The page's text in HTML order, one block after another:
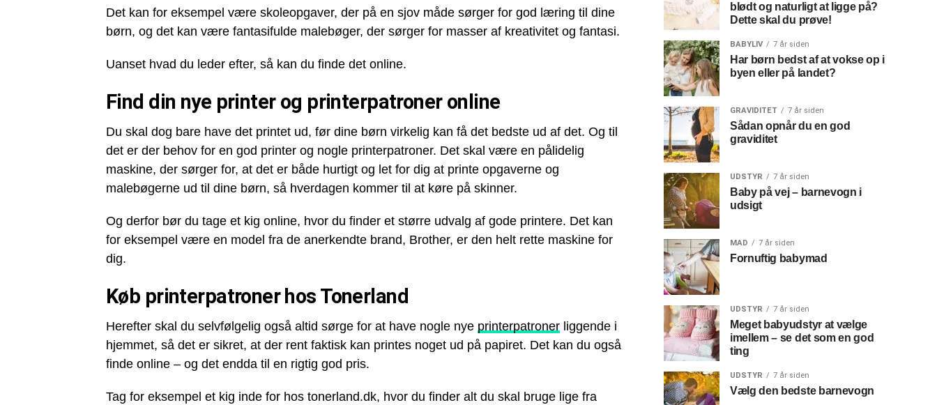
Det kan for eksempel være skoleopgaver, der på en sjov måde sørger for god læring til dine
børn, og det kan være fantasifulde malebøger, der sørger for masser af kreativitet og fantasi.
Uanset hvad du leder efter, så kan du finde det online.
Find din nye printer og printerpatroner online
Du skal dog bare have det printet ud, før dine børn virkelig kan få det bedste ud af det. Og til
det er der behov for en god printer og nogle printerpatroner. Det skal være en pålidelig
maskine, der sørger for, at det er både hurtigt og let for dig at printe opgaverne og
malebøgerne ud til dine børn, så hverdagen kommer til at køre på skinner.
Og derfor bør du tage et kig online, hvor du finder et større udvalg af gode printere. Det kan
for eksempel være en model fra de anerkendte brand, Brother, er den helt rette maskine for
dig.
Køb printerpatroner hos Tonerland
Herefter skal du selvfølgelig også altid sørge for at have nogle nye printerpatroner liggende i
hjemmet, så det er sikret, at der rent faktisk kan printes noget ud på papiret. Det kan du også
finde online – og det endda til en rigtig god pris.
Tag for eksempel et kig inde for hos tonerland.dk, hvor du finder alt du skal bruge lige fra
blødt og naturligt at ligge på?
Dette skal du prøve!
BABYLIV 7 år siden
Har børn bedst af at vokse op i
byen eller på landet?
GRAVIDITET 7 år siden
Sådan opnår du en god
graviditet
UDSTYR 7 år siden
Baby på vej – barnevogn i
udsigt
MAD 7 år siden
Fornuftig babymad
UDSTYR 7 år siden
Meget babyudstyr at vælge
imellem – se det som en god
ting
UDSTYR 7 år siden
Vælg den bedste barnevogn